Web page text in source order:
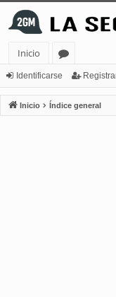
Inicio
or
os
Identificarse
Inicio Índice general